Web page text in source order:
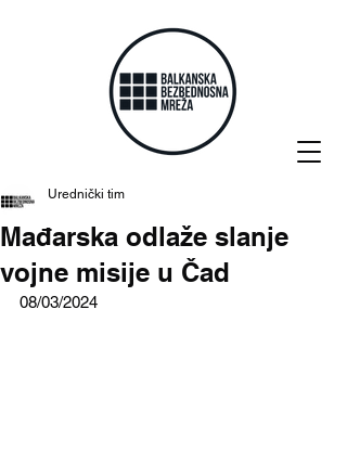
Mađarska odlaže slanje
vojne misije u Čad
Urednički tim
08/03/2024